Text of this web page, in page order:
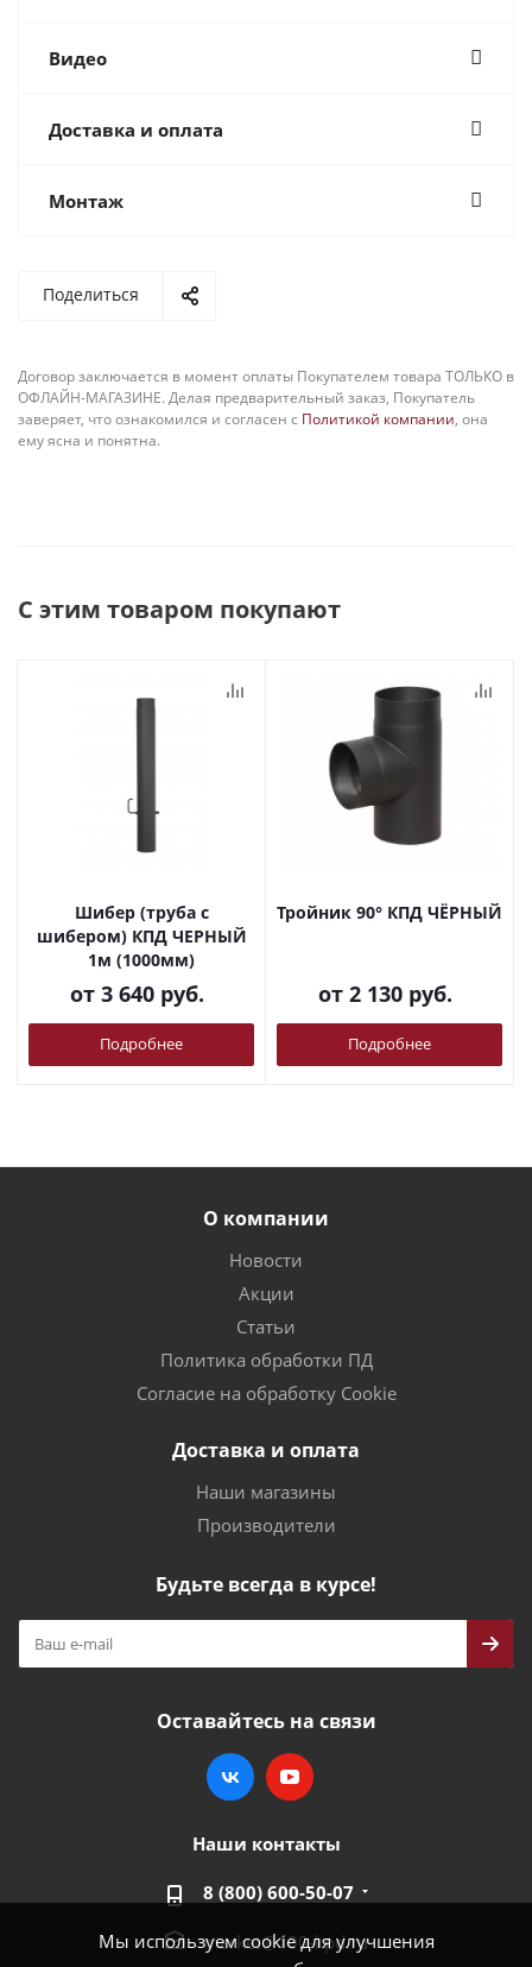
Мы используем cookie для улучшения
Видео
Доставка и оплата
Монтаж
Поделиться
Договор заключается в момент оплаты Покупателем товара ТОЛЬКО в
ОФЛАЙН-МАГАЗИНЕ. Делая предварительный заказ, Покупатель
заверяет, что ознакомился и согласен с Политикой компании, она
ему ясна и понятна.
С этим товаром покупают
Шибер (труба с
шибером) КПД ЧЕРНЫЙ
1м (1000мм)
от 3 640 руб.
Подробнее
Тройник 90° КПД ЧЁРНЫЙ
от 2 130 руб.
Подробнее
О компании
Новости
Акции
Статьи
Политика обработки ПД
Согласие на обработку Cookie
Доставка и оплата
Наши магазины
Производители
Будьте всегда в курсе!
Оставайтесь на связи
Наши контакты
8 (800) 600-50-07
market@100-kpd.ru